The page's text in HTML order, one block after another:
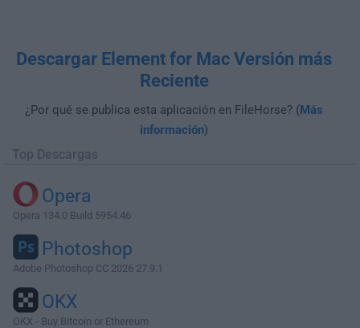
Descargar Element for Mac Versión más
Reciente
¿Por qué se publica esta aplicación en FileHorse? (Más
información)
Top Descargas
Opera
Opera 134.0 Build 5954.46
Photoshop
Adobe Photoshop CC 2026 27.9.1
OKX
OKX - Buy Bitcoin or Ethereum